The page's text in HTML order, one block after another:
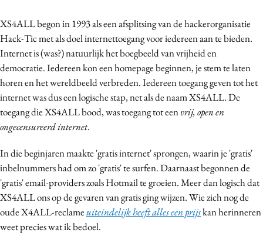
Carriere
Contentmarketing
Craft
Customer Experience
Data & Insights
Digital transformation
Effectiviteit
Gedragsverandering
Influencer marketing
Interne communicatie
Martech
XS4ALL begon in 1993 als een afsplitsing van de hackerorganisatie
Hack-Tic met als doel internettoegang voor iedereen aan te bieden.
Internet is (was?) natuurlijk het boegbeeld van vrijheid en
democratie. Iedereen kon een homepage beginnen, je stem te laten
horen en het wereldbeeld verbreden. Iedereen toegang geven tot het
internet was dus een logische stap, net als de naam XS4ALL. De
toegang die XS4ALL bood, was toegang tot eenvrij, open en
ongecensureerd internet.
In die beginjaren maakte 'gratis internet' sprongen, waarin je 'gratis'
inbelnummers had om zo 'gratis' te surfen. Daarnaast begonnen de
'gratis' email-providers zoals Hotmail te groeien. Meer dan logisch dat
XS4ALL ons op de gevaren van gratis ging wijzen. Wie zich nog de
oude X4ALL-reclameuiteindelijk heeft alles een prijskan herinneren
weet precies wat ik bedoel.